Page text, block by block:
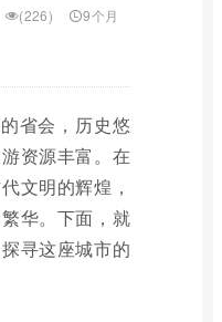
(226)
9个月
省会，历史悠
资源丰富。在
文明的辉煌，
华。下面，就
寻这座城市的